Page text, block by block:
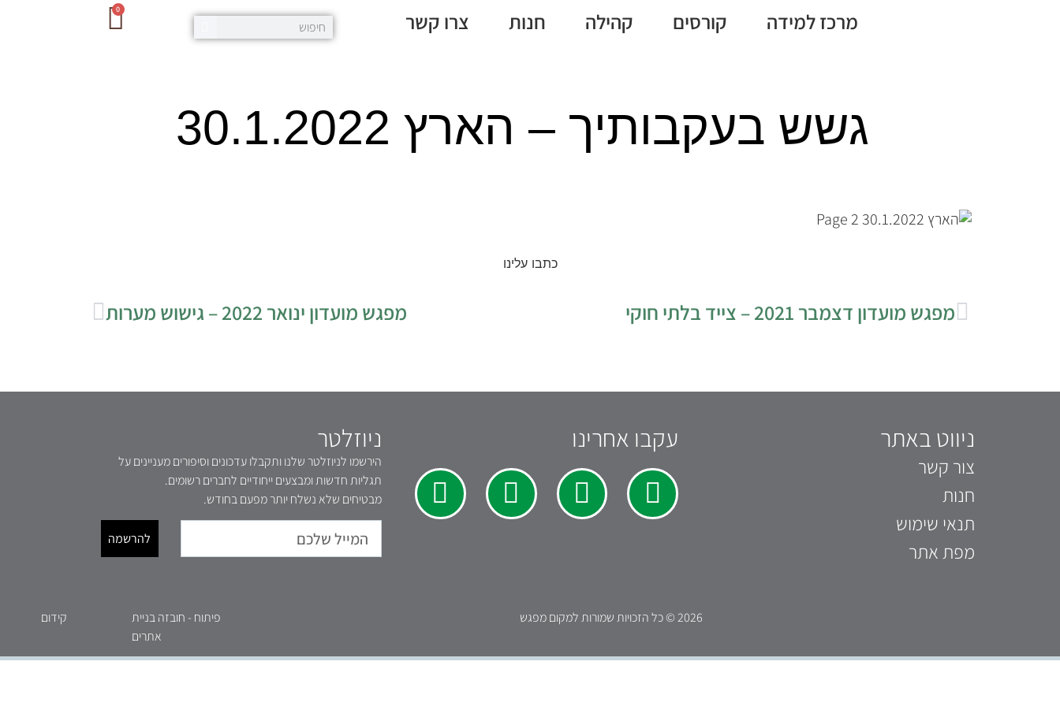
מרכז למידה קורסים קהילה חנות צרו קשר 0
גשש בעקבותיך – הארץ 30.1.2022
כתבו עלינו
מפגש מועדון דצמבר 2021 – צייד בלתי חוקי מפגש מועדון ינואר 2022 – גישוש מערות
ניווט באתר
צור קשר
חנות
תנאי שימוש
מפת אתר
עקבו אחרינו ניוזלטר
הירשמו לניוזלטר שלנו ותקבלו עדכונים וסיפורים מעניינים על
תגליות חדשות ומבצעים ייחודיים לחברים רשומים.
מבטיחים שלא נשלח יותר מפעם בחודש.
להרשמה
2026 © כל הזכויות שמורות למקום מפגש
פיתוח - חובזה בניית
אתרים
קידום